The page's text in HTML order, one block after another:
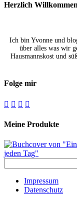
Herzlich Willkommen
Ich bin Yvonne und
über alles was wir
Hausmannskost und
Folge mir
   
Meine Produkte
nach:
Impressum
Datenschutz